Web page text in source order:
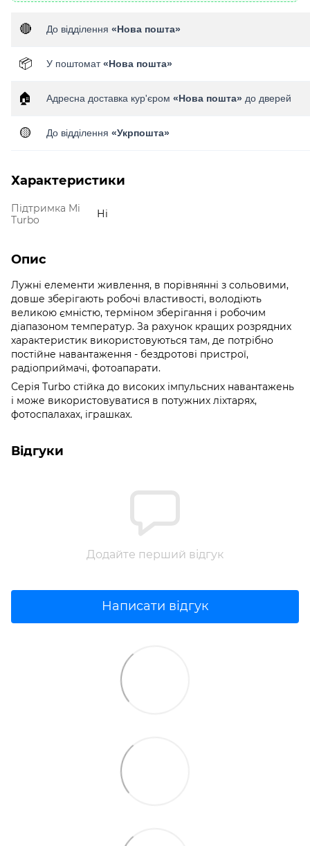
🔴 До відділення «Нова пошта»
📦 У поштомат«Нова пошта»
🏠 Адресна доставка кур'єром «Нова пошта» до дверей
🟡 До відділення «Укрпошта»
Характеристики
Підтримка Mi
Turbo
Ні
Опис
Лужні елементи живлення, в порівнянні з сольовими,
довше зберігають робочі властивості, володіють
великою ємністю, терміном зберігання і робочим
діапазоном температур. За рахунок кращих розрядних
характеристик використовуються там, де потрібно
постійне навантаження - бездротові пристрої,
радіоприймачі, фотоапарати.
Серія Turbo стійка до високих імпульсних навантажень
і може використовуватися в потужних ліхтарях,
фотоспалахах, іграшках.
Відгуки
Додайте перший відгук
Написати відгук